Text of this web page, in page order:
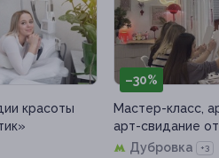
красоты
–30%
Мастер-класс,
арт-свидание
Дубровка
+3